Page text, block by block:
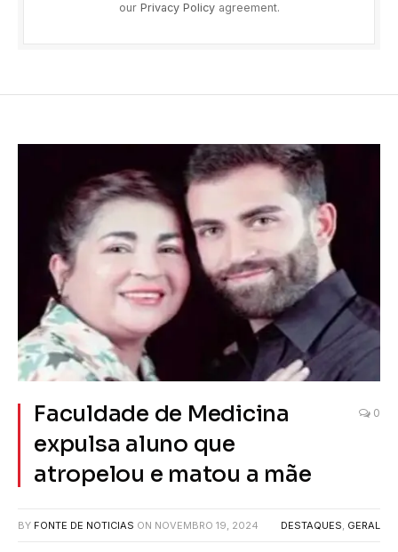
our Privacy Policyagreement.
Faculdade de Medicina
expulsa aluno que
atropelou e matou a mãe
0
BY FONTE DE NOTICIAS ON NOVEMBRO 19, 2024 DESTAQUES GERAL